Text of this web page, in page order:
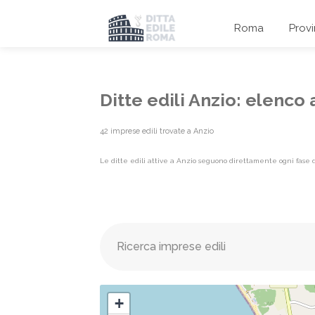
Roma
Ditte edili Anzio: elenco
42 imprese edili trovate a Anzio
Le ditte edili attive a Anzio seguono direttamente ogni fase
Elenco imprese edili {label}
+